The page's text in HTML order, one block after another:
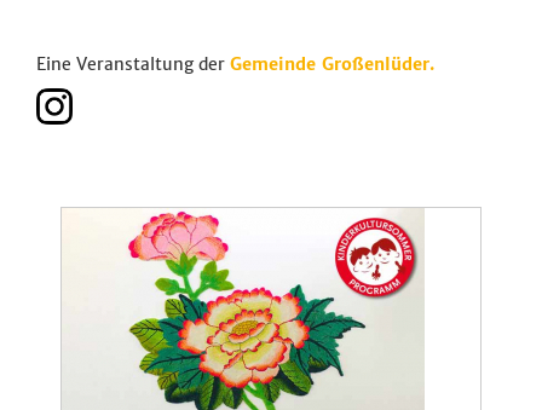
Eine Veranstaltung der Gemeinde Großenlüder.